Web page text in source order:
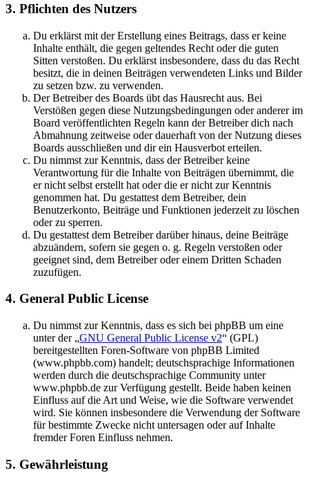
3. Pflichten des Nutzers
Du erklärst mit der Erstellung eines Beitrags, dass er keine
Inhalte enthält, die gegen geltendes Recht oder die guten
Sitten verstoßen. Du erklärst insbesondere, dass du das Recht
besitzt, die in deinen Beiträgen verwendeten Links und Bilder
zu setzen bzw. zu verwenden.
Der Betreiber des Boards übt das Hausrecht aus. Bei
Verstößen gegen diese Nutzungsbedingungen oder anderer im
Board veröffentlichten Regeln kann der Betreiber dich nach
Abmahnung zeitweise oder dauerhaft von der Nutzung dieses
Boards ausschließen und dir ein Hausverbot erteilen.
Du nimmst zur Kenntnis, dass der Betreiber keine
Verantwortung für die Inhalte von Beiträgen übernimmt, die
er nicht selbst erstellt hat oder die er nicht zur Kenntnis
genommen hat. Du gestattest dem Betreiber, dein
Benutzerkonto, Beiträge und Funktionen jederzeit zu löschen
oder zu sperren.
Du gestattest dem Betreiber darüber hinaus, deine Beiträge
abzuändern, sofern sie gegen o. g. Regeln verstoßen oder
geeignet sind, dem Betreiber oder einem Dritten Schaden
zuzufügen.
4. General Public License
Du nimmst zur Kenntnis, dass es sich bei phpBB um eine
unter der „GNU General Public License v2“ (GPL)
bereitgestellten Foren-Software von phpBB Limited
(www.phpbb.com) handelt; deutschsprachige Informationen
werden durch die deutschsprachige Community unter
www.phpbb.de zur Verfügung gestellt. Beide haben keinen
Einfluss auf die Art und Weise, wie die Software verwendet
wird. Sie können insbesondere die Verwendung der Software
für bestimmte Zwecke nicht untersagen oder auf Inhalte
fremder Foren Einfluss nehmen.
5. Gewährleistung